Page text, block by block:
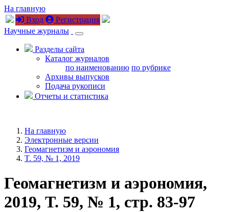
На главную
Вход
Регистрация
Научные журналы
Разделы сайта
Каталог журналов
по наименованию по рубрике
Архивы выпусков
Подача рукописи
Отчеты и статистика
На главную
Электронные версии
Геомагнетизм и аэрономия
T. 59, № 1, 2019
Геомагнетизм и аэрономия,
2019, T. 59, № 1, стр. 83-97